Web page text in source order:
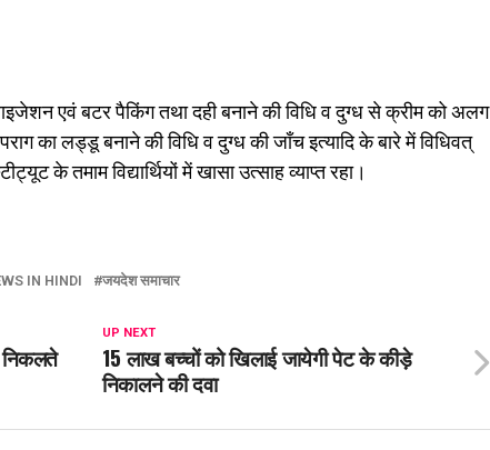
एवं बटर पैकिंग तथा दही बनाने की विधि व दुग्ध से क्रीम को अलग
का लड्डू बनाने की विधि व दुग्ध की जाँच इत्यादि के बारे में विधिवत्
के तमाम विद्यार्थियों में खासा उत्साह व्याप्त रहा।
IN HINDI जयदेश समाचार
UP NEXT
15 लाख बच्चों को खिलाई जायेगी पेट के कीड़े
निकालने की दवा